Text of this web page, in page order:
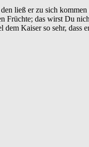
ließ er zu sich
das wirst Du
Kaiser so sehr,